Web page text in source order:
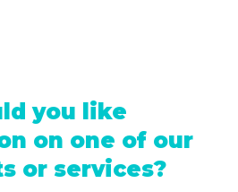
you like
on one of our
or services?